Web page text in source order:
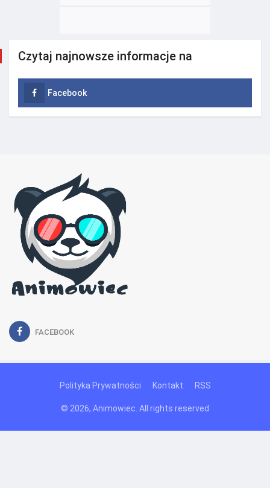
Czytaj najnowsze informacje na
Facebook
FACEBOOK
Polityka Prywatności Kontakt RSS
© 2026, Animowiec. All rights reserved